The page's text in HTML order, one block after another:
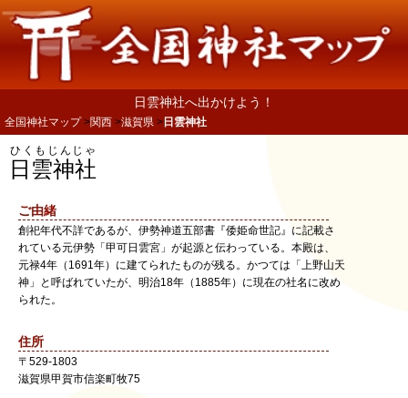
日雲神社へ出かけよう！
全国神社マップ 関西 滋賀県 日雲神社
日雲神社
ひくもじんじゃ
ご由緒
創祀年代不詳であるが、伊勢神道五部書『倭姫命世記』に記載さ
れている元伊勢「甲可日雲宮」が起源と伝わっている。本殿は、
元禄4年（1691年）に建てられたものが残る。かつては「上野山天
神」と呼ばれていたが、明治18年（1885年）に現在の社名に改め
られた。
住所
〒 529-1803
滋賀県甲賀市信楽町牧75